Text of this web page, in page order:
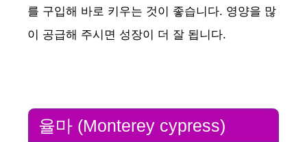
를 구입해 바로 키우는 것이 좋습니다. 영양을 많
이 공급해 주시면 성장이 더 잘 됩니다.
율마 (Monterey cypress)